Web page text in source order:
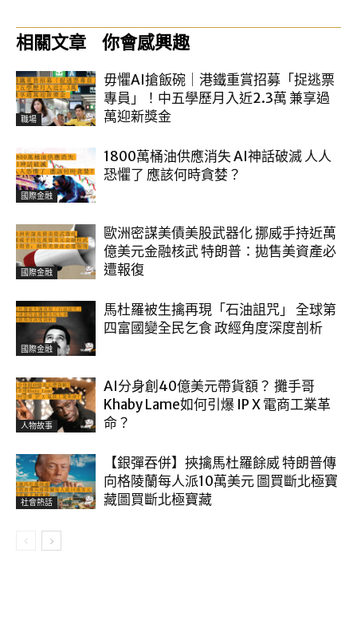
相關文章 你會感興趣
職場
毋懼AI搶飯碗｜港鐵重賞招募「捉逃票
專員」！中五學歷月入近2.3萬 兼享過
萬迎新獎金
國際金融
1800萬桶油供應消失 AI神話破滅 人人
恐懼了 應該何時貪婪？
國際金融
歐洲密謀美債美股武器化 挪威手持近萬
億美元金融核武 特朗普：拋售美資產必
遭報復
國際金融
馬杜羅被生擒再現「石油詛咒」 全球第
四富國變全民乞食 政經角度深度剖析
人物故事
AI分身創40億美元帶貨額？ 攤手哥
Khaby Lame如何引爆 IP X 電商工業革
命？
社會熱話
【銀彈吞併】挾擒馬杜羅餘威 特朗普傳
向格陵蘭每人派10萬美元 圖買斷北極寶
藏圖買斷北極寶藏